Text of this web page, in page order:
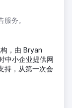
务。
，由 Bryan
中小企业提供网
持，从第一次会